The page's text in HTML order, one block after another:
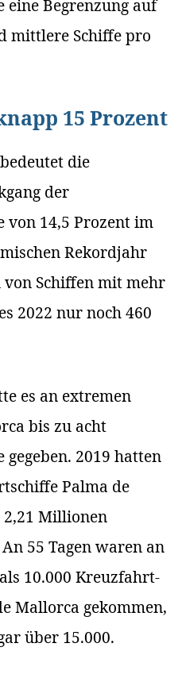
eine Begrenzung auf
mittlere Schiffe pro
15 Prozent
bedeutet die
der
14,5 Prozent im
Rekordjahr
von Schiffen mit mehr
2022 nur noch 460
es an extremen
bis zu acht
2019 hatten
Palma de
Millionen
55 Tagen waren an
10.000 Kreuzfahrt-
Mallorca gekommen,
über 15.000.